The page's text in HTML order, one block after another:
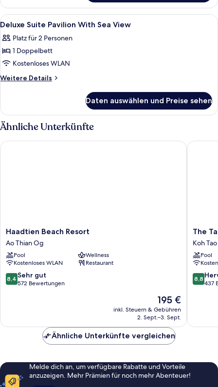
Loft
Seaview
Alle
Fotos
für
Deluxe
Suite
Pavilion
View
anzeigen
Hochwertige Bettwaren, Pillowtop-
5
Deluxe Suite Pavilion With Sea View
Platz für 2 Personen
1 Doppelbett
Kostenloses WLAN
Weitere Details
Weitere
Suite
Pavilion
With
View
Daten auswählen und Preise sehen
Ähnliche Unterkünfte
Haadtien
Beach
Resort
Ao
Thian
Og
Haadtien Beach Resort
Ao Thian Og
Pool
Wellness
Kostenloses WLAN
Restaurant
8.4
von
Bewertungen
8,4 Sehr gut
572 Bewertungen
Der
Preis
beträgt
195 €
inkl. Steuern & Gebühren
2. Sept.–3. Sept.
Haadtien Beach Resort
The
Tarna
Resort,
Koh
Tao
Koh
Tao
The
Koh Tao
Pool
8.8
von
8,8
437
The
Ähnliche Unterkünfte vergleichen
Melde dich an, um verfügbare Rabatte und Vorteile
anzuzeigen. Mehr Prämien für noch mehr Abenteuer!